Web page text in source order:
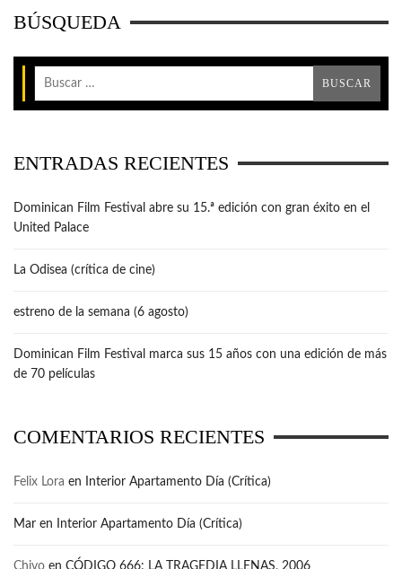
BÚSQUEDA
ENTRADAS RECIENTES
Dominican Film Festival abre su 15.ª edición con gran éxito en el
United Palace
La Odisea (crítica de cine)
estreno de la semana (6 agosto)
Dominican Film Festival marca sus 15 años con una edición de más
de 70 películas
COMENTARIOS RECIENTES
Felix Lora en Interior Apartamento Día (Crítica)
Mar en Interior Apartamento Día (Crítica)